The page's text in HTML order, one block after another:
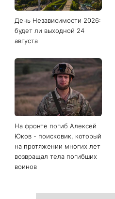
День Независимости 2026:
будет ли выходной 24
августа
На фронте погиб Алексей
Юков - поисковик, который
на протяжении многих лет
возвращал тела погибших
воинов